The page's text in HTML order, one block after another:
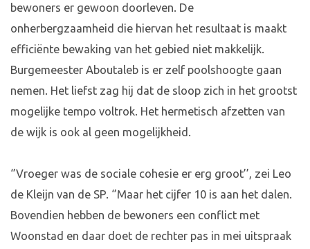
bewoners er gewoon doorleven. De
onherbergzaamheid die hiervan het resultaat is maakt
efficiënte bewaking van het gebied niet makkelijk.
Burgemeester Aboutaleb is er zelf poolshoogte gaan
nemen. Het liefst zag hij dat de sloop zich in het grootst
mogelijke tempo voltrok. Het hermetisch afzetten van
de wijk is ook al geen mogelijkheid.
‘’Vroeger was de sociale cohesie er erg groot’’, zei Leo
de Kleijn van de SP. ‘’Maar het cijfer 10 is aan het dalen.
Bovendien hebben de bewoners een conflict met
Woonstad en daar doet de rechter pas in mei uitspraak